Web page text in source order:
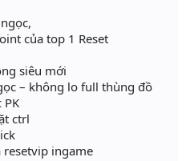
của top 1 Reset
siêu mới
– không lo full thùng đồ
ctrl
ingame